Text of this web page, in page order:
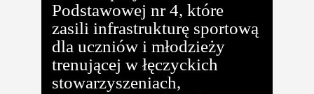
Podstawowej nr 4, które
zasili infrastrukturę sportową
dla uczniów i młodzieży
trenującej w łęczyckich
stowarzyszeniach,